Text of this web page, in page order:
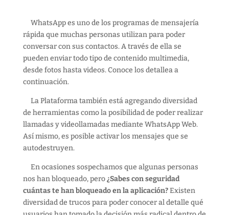
WhatsApp es uno de los programas de mensajería
rápida que muchas personas utilizan para poder
conversar con sus contactos. A través de ella se
pueden enviar todo tipo de contenido multimedia,
desde fotos hasta videos. Conoce los detallea a
continuación.
La Plataforma también está agregando diversidad
de herramientas como la posibilidad de poder realizar
llamadas y videollamadas mediante WhatsApp Web.
Así mismo, es posible activar los mensajes que se
autodestruyen.
En ocasiones sospechamos que algunas personas
nos han bloqueado, pero¿Sabes con seguridad
cuántas te han bloqueado en la aplicación?Existen
diversidad de trucos para poder conocer al detalle qué